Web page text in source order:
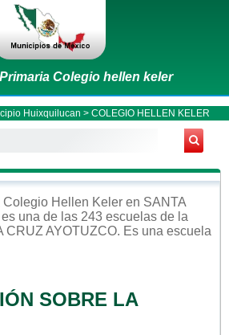
Colegio hellen keler
Huixquilucan > COLEGIO HELLEN KELER
Colegio Hellen Keler en SANTA
es una de las 243 escuelas de la
CRUZ AYOTUZCO. Es una escuela
SOBRE LA